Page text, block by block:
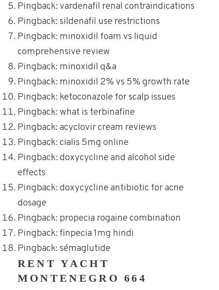
Pingback: vardenafil renal contraindications
Pingback: sildenafil use restrictions
Pingback: minoxidil foam vs liquid
comprehensive review
Pingback: minoxidil q&a
Pingback: minoxidil 2% vs 5% growth rate
Pingback: ketoconazole for scalp issues
Pingback: what is terbinafine
Pingback: acyclovir cream reviews
Pingback: cialis 5mg online
Pingback: doxycycline and alcohol side
effects
Pingback: doxycycline antibiotic for acne
dosage
Pingback: propecia rogaine combination
Pingback: finpecia 1mg hindi
Pingback: sémaglutide
RENT YACHT
MONTENEGRO 664